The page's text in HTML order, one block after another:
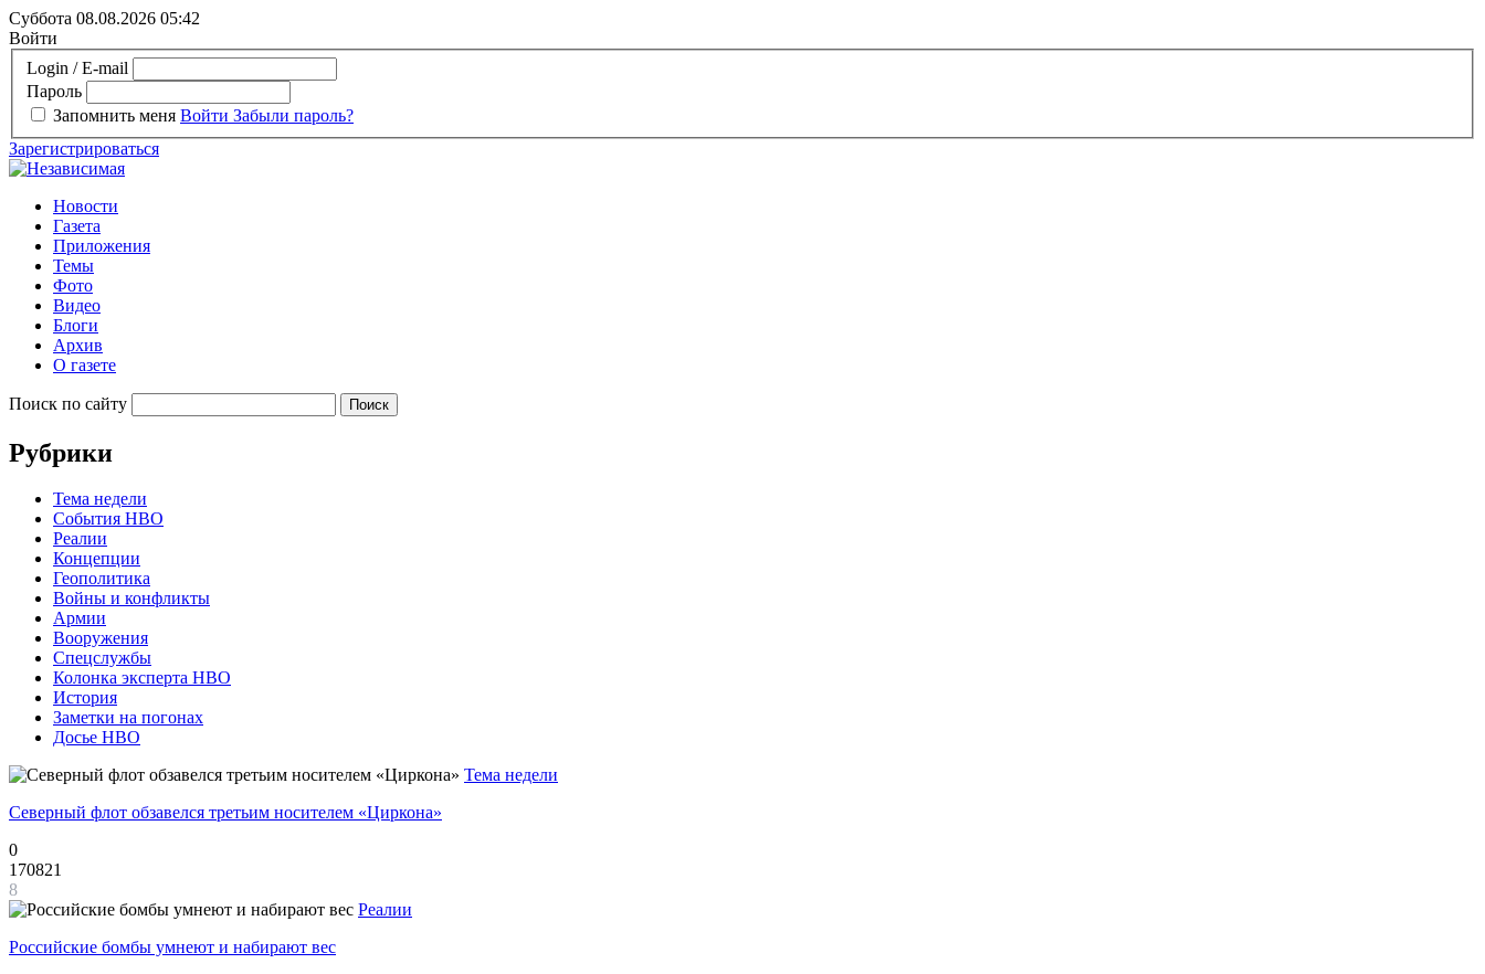
Суббота 08.08.2026 05:42
Войти
Login / E-mail
Пароль
Запомнить меня Войти Забыли пароль?
Зарегистрироваться
Новости
Газета
Приложения
Темы
Фото
Видео
Блоги
Архив
О газете
Поиск по сайту
Рубрики
Тема недели
События НВО
Реалии
Концепции
Геополитика
Войны и конфликты
Армии
Вооружения
Спецслужбы
Колонка эксперта НВО
История
Заметки на погонах
Досье НВО
Тема недели
Северный флот обзавелся третьим носителем «Циркона»
0
170821
8
Реалии
Российские бомбы умнеют и набирают вес